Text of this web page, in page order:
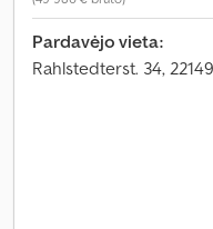
Pardavėjo vieta:
Rahlstedterst. 34,